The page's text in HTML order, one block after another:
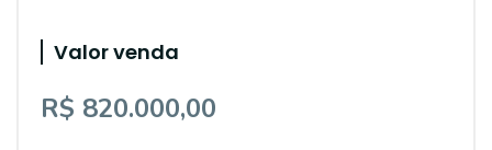
Valor venda
R$ 820.000,00